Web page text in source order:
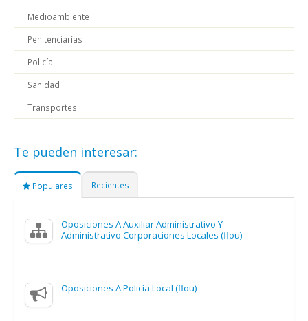
Medioambiente
Penitenciarías
Policía
Sanidad
Transportes
Te pueden interesar:
Populares Recientes
Oposiciones A Auxiliar Administrativo Y
Administrativo Corporaciones Locales (flou)
Oposiciones A Policía Local (flou)